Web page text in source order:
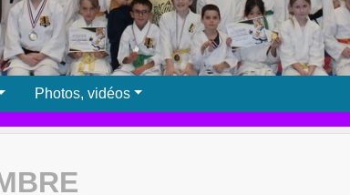
Photos, vidéos